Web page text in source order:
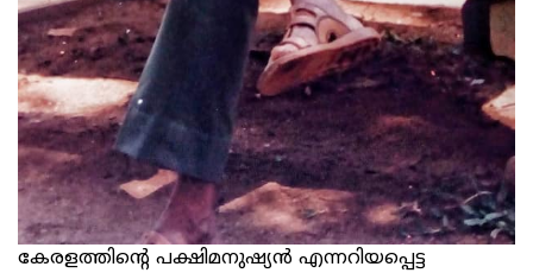
കേരളത്തിന്‍റെ പക്ഷിമനുഷ്യന്‍ എന്നറിയപ്പെട്ട